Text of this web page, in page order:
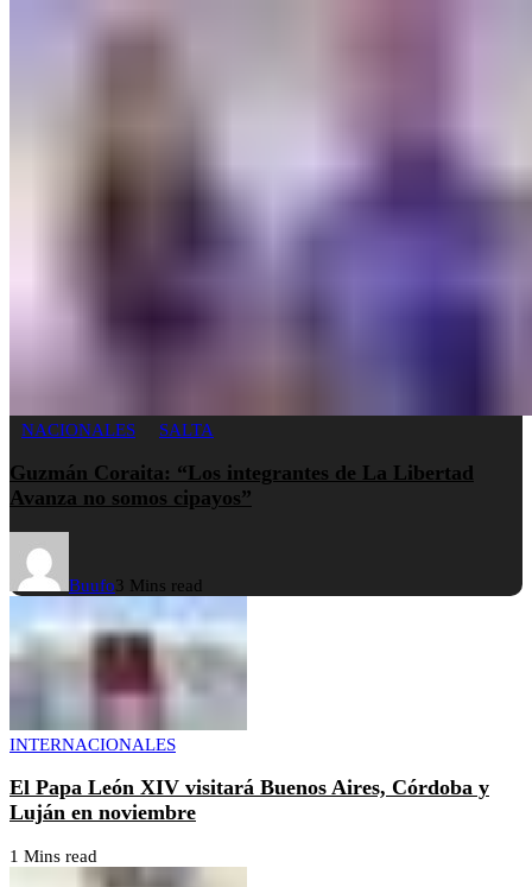
NACIONALES SALTA
Guzmán Coraita: “Los integrantes de La Libertad
Avanza no somos cipayos”
Buufo3 Mins read
INTERNACIONALES
El Papa León XIV visitará Buenos Aires, Córdoba y
Luján en noviembre
1 Mins read